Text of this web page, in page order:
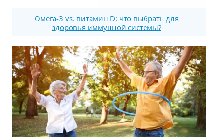
Омега-3 vs. витамин D: что выбрать для
здоровья иммунной системы?